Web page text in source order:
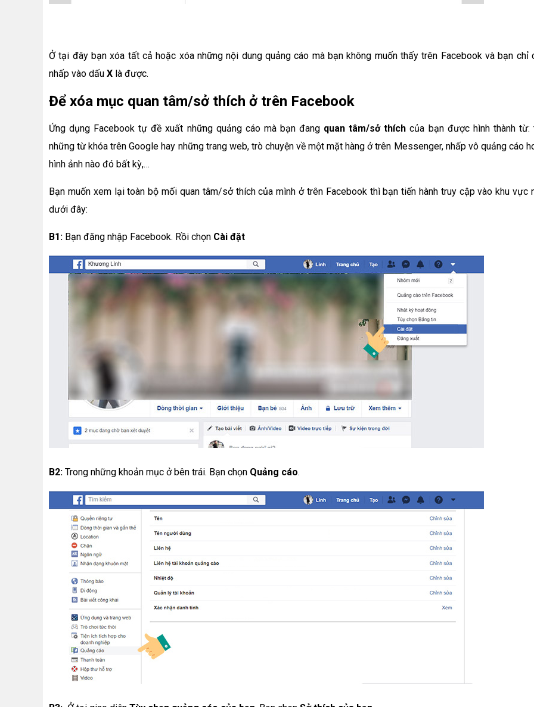
Ở tại đây bạn xóa tất cả hoặc xóa những nội dung quảng cáo mà bạn không muốn thấy trên Facebook và bạn chỉ
nhấp vào dấu X là được.
Để xóa mục quan tâm/sở thích ở trên Facebook
Ứng dụng Facebook tự đề xuất những quảng cáo mà bạn đang quan tâm/sở thích của bạn được hình thành từ:
những từ khóa trên Google hay những trang web, trò chuyện về một mặt hàng ở trên Messenger, nhấp vô quảng cáo
hình ảnh nào đó bất kỳ,…
Bạn muốn xem lại toàn bộ mối quan tâm/sở thích của mình ở trên Facebook thì bạn tiến hành truy cập vào khu vực
dưới đây:
B1: Bạn đăng nhập Facebook. Rồi chọn Cài đặt
B2: Trong những khoản mục ở bên trái. Bạn chọn Quảng cáo.